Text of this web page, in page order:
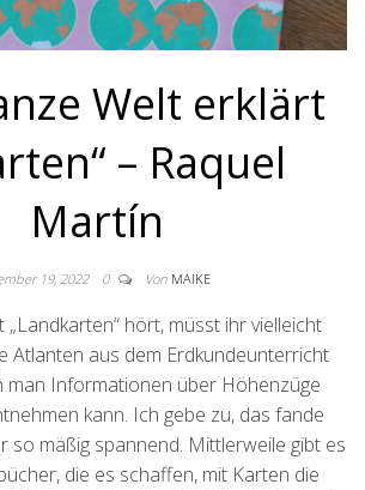
Welt erklärt
– Raquel
Martín
19, 2022 0 Von MAIKE
hört, müsst ihr vielleicht
Atlanten aus dem Erdkundeunterricht
man Informationen über Höhenzüge
kann. Ich gebe zu, das fande
so mäßig spannend. Mittlerweile gibt es
die es schaffen, mit Karten die